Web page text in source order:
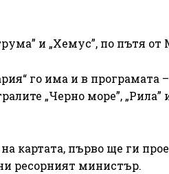
и „Хемус”, по пътя
го има и в
„Черно море”, „Рила”
картата, първо ще ги
ресорният министър.